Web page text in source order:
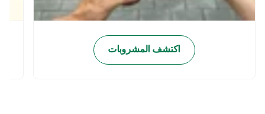
اكتشف المشروبات